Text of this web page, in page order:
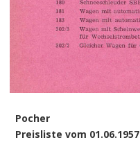
Pocher
Preisliste vom 01.06.1957